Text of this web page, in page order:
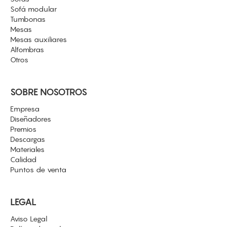
Sofá modular
Tumbonas
Mesas
Mesas auxiliares
Alfombras
Otros
SOBRE NOSOTROS
Empresa
Diseñadores
Premios
Descargas
Materiales
Calidad
Puntos de venta
LEGAL
Aviso Legal